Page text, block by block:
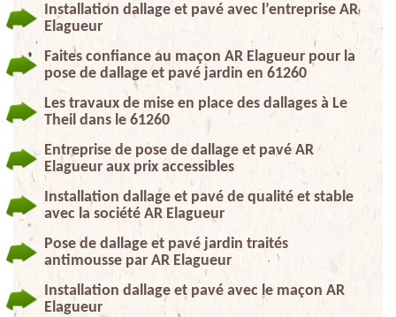
Installation dallage et pavé avec l’entreprise AR
Elagueur
Faites confiance au maçon AR Elagueur pour la
pose de dallage et pavé jardin en 61260
Les travaux de mise en place des dallages à Le
Theil dans le 61260
Entreprise de pose de dallage et pavé AR
Elagueur aux prix accessibles
Installation dallage et pavé de qualité et stable
avec la société AR Elagueur
Pose de dallage et pavé jardin traités
antimousse par AR Elagueur
Installation dallage et pavé avec le maçon AR
Elagueur